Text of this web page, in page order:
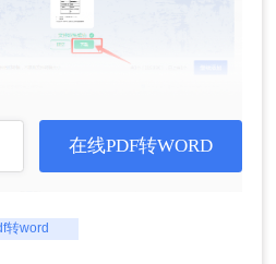
在线PDF转WORD
转word